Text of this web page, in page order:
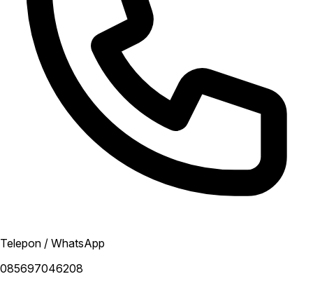
Telepon / WhatsApp
085697046208